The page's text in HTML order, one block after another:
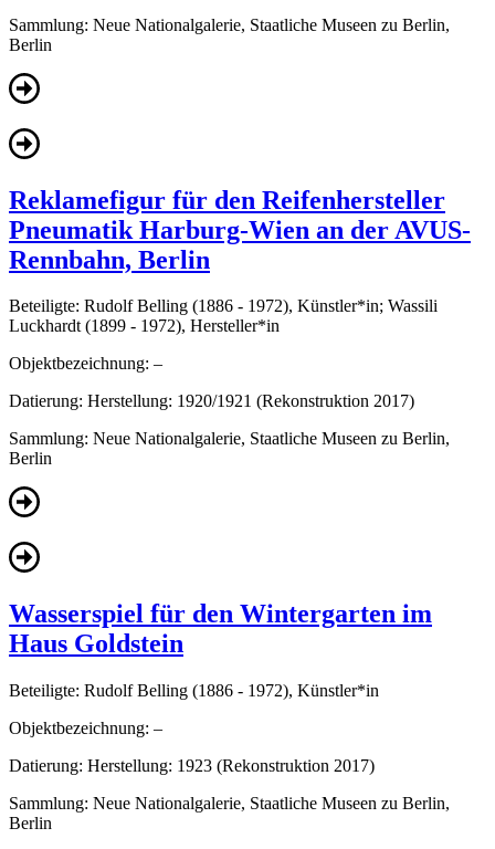
Sammlung: Neue Nationalgalerie, Staatliche Museen zu Berlin,
Berlin
Reklamefigur für den Reifenhersteller
Pneumatik Harburg-Wien an der AVUS-
Rennbahn, Berlin
Beteiligte: Rudolf Belling (1886 - 1972), Künstler*in; Wassili
Luckhardt (1899 - 1972), Hersteller*in
Objektbezeichnung: –
Datierung: Herstellung: 1920/1921 (Rekonstruktion 2017)
Sammlung: Neue Nationalgalerie, Staatliche Museen zu Berlin,
Berlin
Wasserspiel für den Wintergarten im
Haus Goldstein
Beteiligte: Rudolf Belling (1886 - 1972), Künstler*in
Objektbezeichnung: –
Datierung: Herstellung: 1923 (Rekonstruktion 2017)
Sammlung: Neue Nationalgalerie, Staatliche Museen zu Berlin,
Berlin